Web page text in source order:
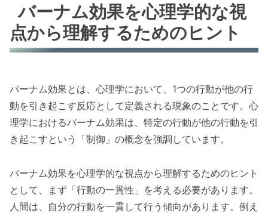
バーナム効果を心理学的な視
点から理解するためのヒント
バーナム効果とは、心理学において、1つの行動が他の行
動を引き起こす反応として定義される現象のことです。心
理学におけるバーナム効果は、特定の行動が他の行動を引
き起こすという「制御」の概念を強調しています。
バーナム効果を心理学的な視点から理解するためのヒント
として、まず「行動の一貫性」を考える必要があります。
人間は、自分の行動を一貫して行う傾向があります。例え